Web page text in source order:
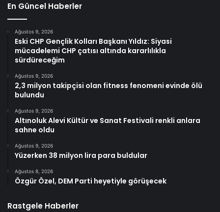
En Güncel Haberler
Ağustos 9, 2026
Eski CHP Gençlik Kolları Başkanı Yıldız: Siyasi
mücadelemi CHP çatısı altında kararlılıkla
sürdüreceğim
Ağustos 9, 2026
2,3 milyon takipçisi olan fitness fenomeni evinde ölü
bulundu
Ağustos 9, 2026
Altınoluk Alevi Kültür ve Sanat Festivali renkli anlara
sahne oldu
Ağustos 9, 2026
Yüzerken 38 milyon lira para buldular
Ağustos 8, 2026
Özgür Özel, DEM Parti heyetiyle görüşecek
Rastgele Haberler